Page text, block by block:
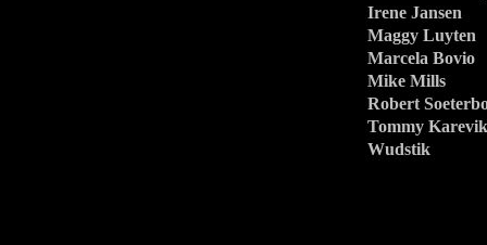
Irene Jansen
Maggy Luyten
Marcela Bovio
Mike Mills
Robert
Tommy Karevik
Wudstik